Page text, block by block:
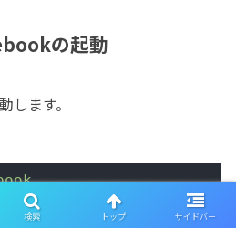
の起動
ます。
検索 トップ サイドバー